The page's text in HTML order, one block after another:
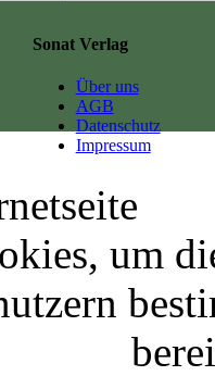
Sonat Verlag
Über uns
AGB
Datenschutz
Impressum
um